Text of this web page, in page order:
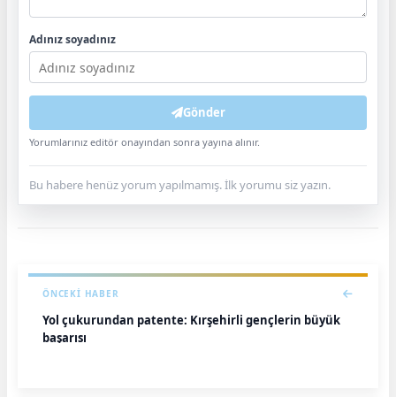
Adınız soyadınız
Gönder
Yorumlarınız editör onayından sonra yayına alınır.
Bu habere henüz yorum yapılmamış. İlk yorumu siz yazın.
ÖNCEKI HABER
Yol çukurundan patente: Kırşehirli gençlerin büyük
başarısı